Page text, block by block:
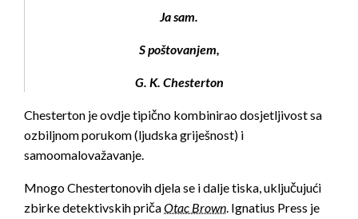
Ja sam.
S poštovanjem,
G. K. Chesterton
Chesterton je ovdje tipično kombinirao dosjetljivost sa
ozbiljnom porukom (ljudska griješnost) i
samoomalovažavanje.
Mnogo Chestertonovih djela se i dalje tiska, uključujući
zbirke detektivskih pričaOtac Brown. Ignatius Press je